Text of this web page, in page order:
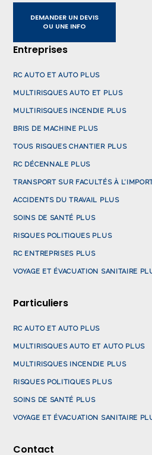
DEMANDER UN DEVIS
OU UNE INFO
Entreprises
RC AUTO ET AUTO PLUS
MULTIRISQUES AUTO ET PLUS
MULTIRISQUES INCENDIE PLUS
BRIS DE MACHINE PLUS
TOUS RISQUES CHANTIER PLUS
RC DÉCENNALE PLUS
TRANSPORT SUR FACULTÉS À
ACCIDENTS DU TRAVAIL PLUS
SOINS DE SANTÉ PLUS
RISQUES POLITIQUES PLUS
RC ENTREPRISES PLUS
VOYAGE ET ÉVACUATION SANITAIRE
Particuliers
RC AUTO ET AUTO PLUS
MULTIRISQUES AUTO ET AUTO PLUS
MULTIRISQUES INCENDIE PLUS
RISQUES POLITIQUES PLUS
SOINS DE SANTÉ PLUS
VOYAGE ET ÉVACUATION SANITAIRE
Contact